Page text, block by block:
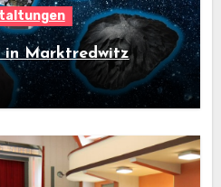
in Marktredwitz